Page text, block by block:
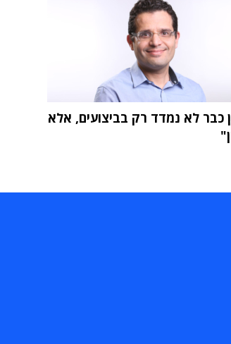
כבר לא נמדד רק בביצועים, אלא